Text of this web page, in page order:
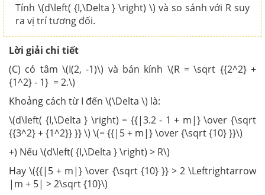
Tính \(d\left( {I,\Delta } \right) \) và so sánh với R suy
ra vị trí tương đối.
Lời giải chi tiết
(C) có tâm \(I(2, -1)\) và bán kính \(R = \sqrt {{2^2} +
{1^2} - 1} = 2.\)
Khoảng cách từ I đến \(\Delta \) là:
\(d\left( {I,\Delta } \right) = {{|3.2 - 1 + m|} \over {\sqrt
{{3^2} + {1^2}} }} \) \(= {{|5 + m|} \over {\sqrt {10} }}\)
+) Nếu \(d\left( {I,\Delta } \right) > R\)
Hay \({{|5 + m|} \over {\sqrt {10} }} > 2 \Leftrightarrow
|m + 5| > 2\sqrt {10}\)